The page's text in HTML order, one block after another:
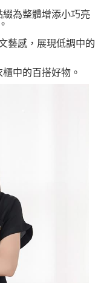
為整體增添小巧亮
藝感，展現低調中的
中的百搭好物。